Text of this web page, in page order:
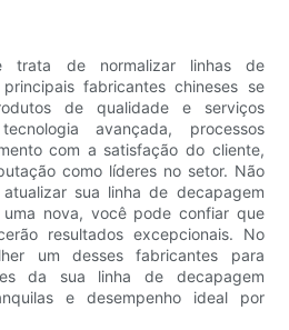
trata de normalizar linhas de
fabricantes chineses se
de qualidade e serviços
avançada, processos
com a satisfação do cliente,
como líderes no setor. Não
sua linha de decapagem
nova, você pode confiar que
resultados excepcionais. No
um desses fabricantes para
da sua linha de decapagem
e desempenho ideal por